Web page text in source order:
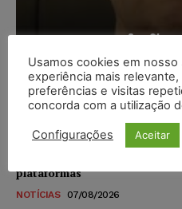
juros
Carlos Henrique Abrão - 07/
Meta é alvo de denúncia
plataformas
NOTÍCIAS 07/08/2026
Usamos cookies em
experiência mais
preferências e visitas
concorda com a utilização
Configurações Aceitar